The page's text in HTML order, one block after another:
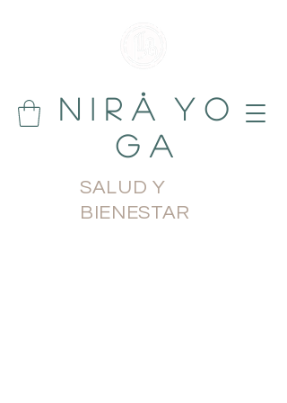
N i r å Y o
g a
SALUD Y
BIENESTAR